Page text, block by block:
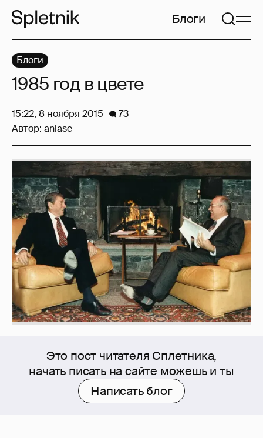
Блоги
Это пост читателя Сплетника,
начать писать на сайте можешь и ты
Написать блог
Блоги
1985 год в цвете
15:22, 8 ноября 2015
73
Автор: aniase